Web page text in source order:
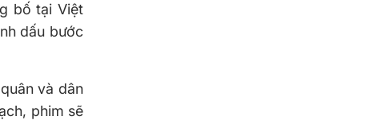
bố tại Việt
dấu bước
và dân
phim sẽ